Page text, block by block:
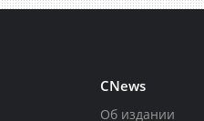
CNews
Об издании